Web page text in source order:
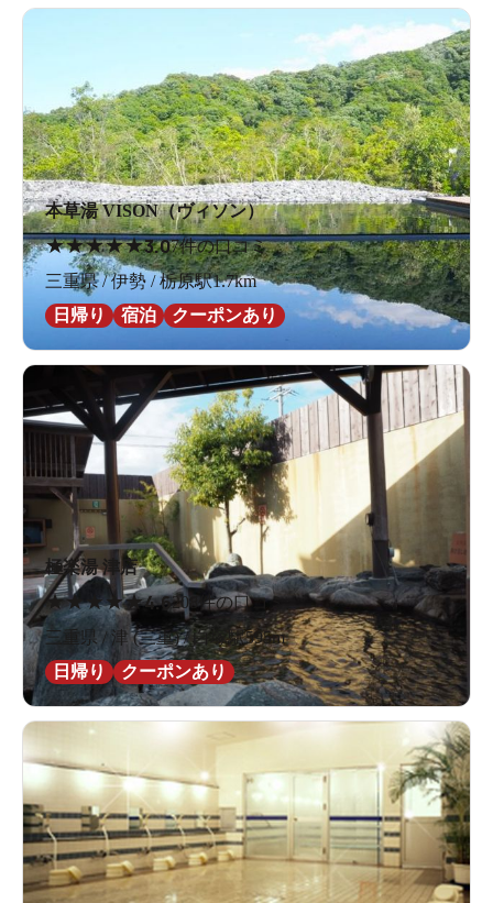
本草湯 VISON（ヴィソン）
★★★★★3.07件の口コミ
三重県 / 伊勢 / 栃原駅1.7km
日帰り
宿泊 クーポンあり
極楽湯 津店
★★★★★4.6208件の口コミ
三重県 / 津 (三重) / 白塚駅595m
日帰り
クーポンあり